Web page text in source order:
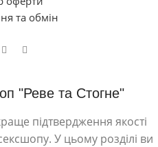
та обмін
"Реве та Стогне"
підтвердження якості
У цьому розділі ви